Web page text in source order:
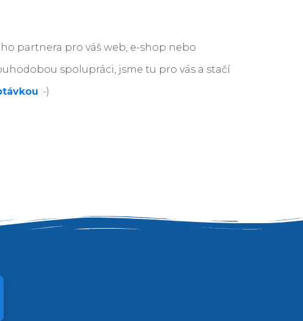
partnera pro váš web, e-shop nebo
spolupráci, jsme tu pro vás a stačí
:-)